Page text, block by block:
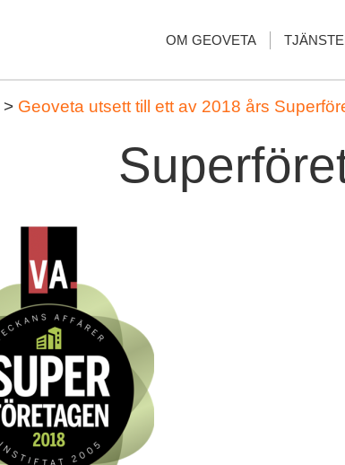
OM GEOVETA
> Geoveta utsett till ett av 2018 års